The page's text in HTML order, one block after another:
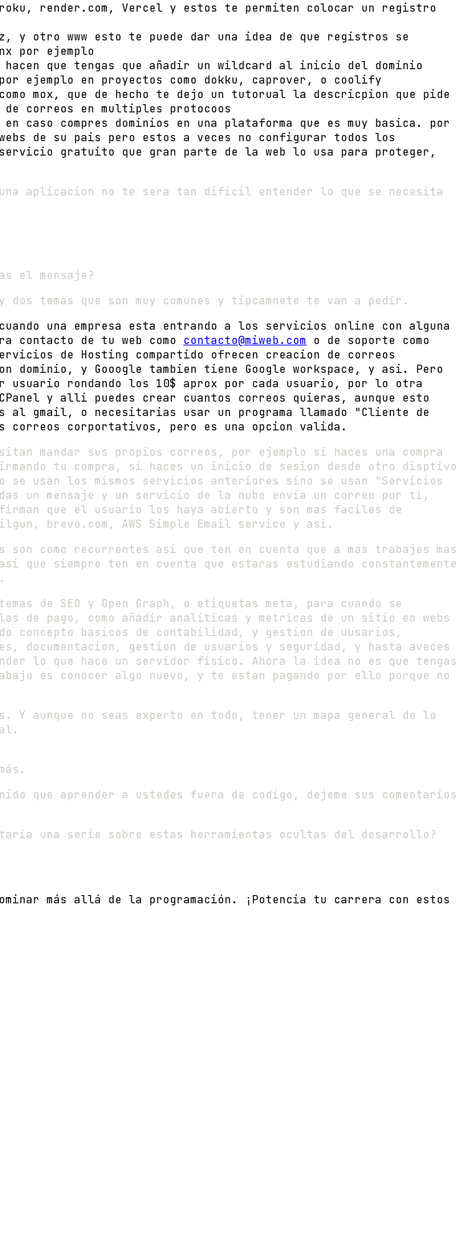
render.com, Vercel y estos te permiten colocar un registro
y otro www esto te puede dar una idea de que registros se
por ejemplo
hacen que tengas que añadir un wildcard al inicio del dominio
ejemplo en proyectos como dokku, caprover, o coolify
mox, que de hecho te dejo un tutorual la descricpion que pide
correos en multiples protocoos
compres dominios en una plataforma que es muy basica. por
de su pais pero estos a veces no configurar todos los
gratuito que gran parte de la web lo usa para proteger,
aplicacion no te sera tan dificil entender lo que se necesita
el mensaje?
temas que son muy comunes y tipcamnete te van a pedir.
una empresa esta entrando a los servicios online con alguna
contacto de tu web como contacto@miweb.com o de soporte como
de Hosting compartido ofrecen creacion de correos
dominio, y Gooogle tambien tiene Google workspace, y asi. Pero
usuario rondando los 10$ aprox por cada usuario, por lo otra
y alli puedes crear cuantos correos quieras, aunque esto
al gmail, o necesitarias usar un programa llamado "Cliente de
correos corportativos, pero es una opcion valida.
mandar sus propios correos, por ejemplo si haces una compra
tu compra, si haces un inicio de sesion desde otro disptivo
se usan los mismos servicios anteriores sino se usan "Servicios
un mensaje y un servicio de la nube envia un correo por ti,
que el usuario los haya abierto y son mas faciles de
brevo.com, AWS Simple Email service y asi.
como recurrentes asi que ten en cuenta que a mas trabajes mas
siempre ten en cuenta que estaras estudiando constantemente
de SEO y Open Graph, o etiquetas meta, para cuando se
de pago, como añadir analiticas y metricas de un sitio en webs
concepto basicos de contabilidad, y gestion de uusarios,
gestion de usuarios y seguridad, y hasta aveces
lo que hace un servidor fisico. Ahora la idea no es que tengas
es conocer algo nuevo, y te estan pagando por ello porque no
Y aunque no seas experto en todo, tener un mapa general de lo
que aprender a ustedes fuera de codigo, dejeme sus comentarios
una serie sobre estas herramientas ocultas del desarrollo?
más allá de la programación. ¡Potencia tu carrera con estos